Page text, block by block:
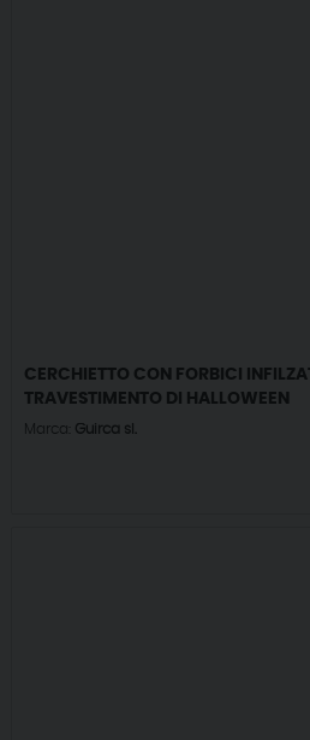
CERCHIETTO CON FORBICI
TRAVESTIMENTO DI HALLOWEEN
Marca: Guirca sl.